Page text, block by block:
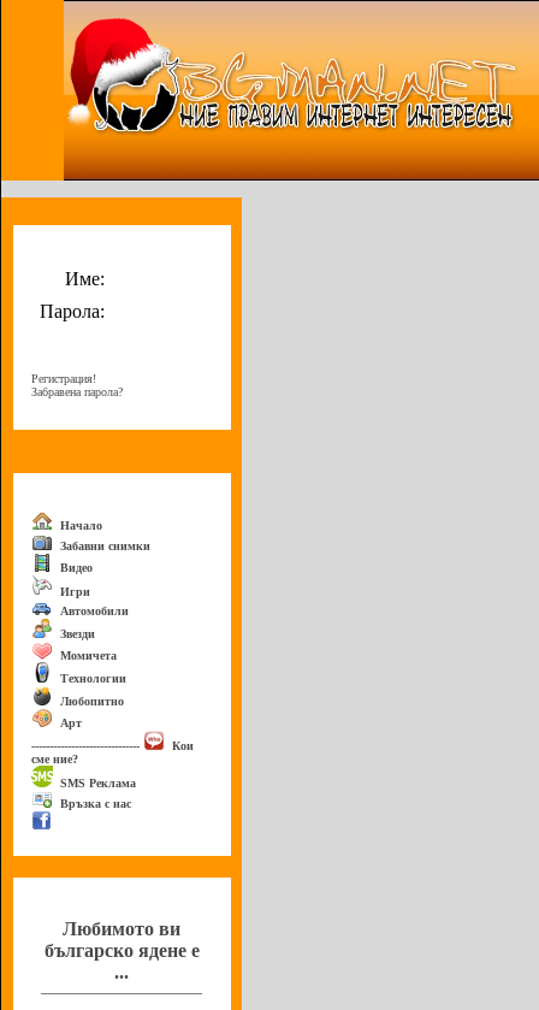
Име:
Парола:
Регистрация!
Забравена парола?
Начало
Забавни снимки
Видео
Игри
Автомобили
Звезди
Момичета
Технологии
Любопитно
Арт
------------------------------
Кои
сме ние?
SMS Реклама
Връзка с нас
Любимото ви
българско ядене е
...